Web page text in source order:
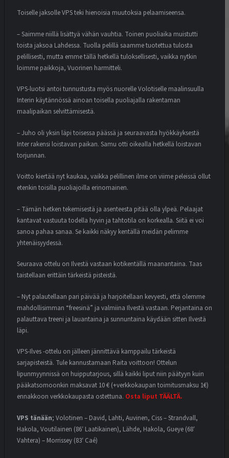
Toiselle jaksolle VPS teki hienoisia muutoksia pelaamiseensa.
– Saimme niillä lisättyä vähän vauhtia. Toinen puoliaika muistutti
toista jaksoa Lahdessa. Tuolla pelillä saamme tuotettua tulosta
pelillisesti, mutta emme tällä hetkellä tuloksellisesti, vaikka nytkin
loimme paikkoja, Vuorinen harmitteli.
VPS-luotsi antoi tunnustusta myös nuorelle Volotiselle maalinsuulla
Interin käytännössä ainoan toisella puoliajalla rakentaman
maalipaikan selvittämisestä.
– Juho oli yksin läpi toisessa päässä ja seuraavasta hyökkäyksestä
Inter rakensi loistavan paikan. Samu otti oikealla hetkellä loistavan
torjunnan.
Voitto kiertää nyt kaukaa, vaikka pelillinen ilme on viime peleissä ollut
etenkin toisilla puoliajoilla erinomainen.
– Tämän hetken tekemisestä ja asenteesta pitää olla ylpeä. Pelaajat
kantavat vastuuta todella hyvin ja tahtotila on korkealla. Siitä ei voi
sanoa pahaa sanaa. Se kaikki näkyy kentällä meidän pelimme
yhtenäisyydessä.
Seuraava ottelu on Ilvestä vastaan kotikentällä maanantaina. Taas
taistellaan erittäin tärkeistä pisteistä.
– Nyt palautellaan pari päivää ja harjoitellaan kevyesti, että olemme
mahdollisimman “freesinä” ja valmiina Ilvestä vastaan. Perjantaina on
palauttava treeni ja lauantaina ja sunnuntaina käydään sitten Ilvestä
läpi.
VPS-Ilves -ottelu on jälleen jännittävä kamppailu tärkeistä
sarjapisteistä. Tule kannustamaan Raita voittoon! Ottelun
lipunmyynnissä on huipputarjous, sillä kaikki liput niin päätyyn kuin
pääkatsomoonkin maksavat 10 € (+verkkokaupan toimitusmaksu 1€)
ennakkoon verkkokaupasta ostettuna. Osta liput TÄÄLTÄ.
VPS tänään; Volotinen – David, Lahti, Auvinen, Ciss – Strandvall,
Hakola, Voutilainen (86′ Laatikainen), Lähde, Hakola, Gueye (68′
Vahtera) – Morrissey (83′ Caé)